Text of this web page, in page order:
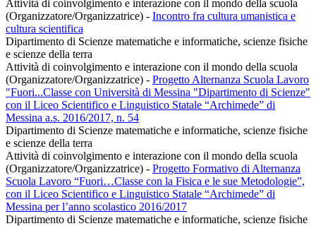
Attività di coinvolgimento e interazione con il mondo della scuola
(Organizzatore/Organizzatrice) - Incontro fra cultura umanistica e
cultura scientifica
Dipartimento di Scienze matematiche e informatiche, scienze fisiche
e scienze della terra
Attività di coinvolgimento e interazione con il mondo della scuola
(Organizzatore/Organizzatrice) - Progetto Alternanza Scuola Lavoro
"Fuori...Classe con Università di Messina "Dipartimento di Scienze"
con il Liceo Scientifico e Linguistico Statale “Archimede” di
Messina a.s. 2016/2017, n. 54
Dipartimento di Scienze matematiche e informatiche, scienze fisiche
e scienze della terra
Attività di coinvolgimento e interazione con il mondo della scuola
(Organizzatore/Organizzatrice) - Progetto Formativo di Alternanza
Scuola Lavoro “Fuori…Classe con la Fisica e le sue Metodologie”,
con il Liceo Scientifico e Linguistico Statale “Archimede” di
Messina per l’anno scolastico 2016/2017
Dipartimento di Scienze matematiche e informatiche, scienze fisiche